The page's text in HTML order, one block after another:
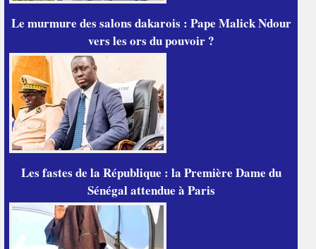
Le murmure des salons dakarois : Pape Malick Ndour
vers les ors du pouvoir ?
Les fastes de la République : la Première Dame du
Sénégal attendue à Paris